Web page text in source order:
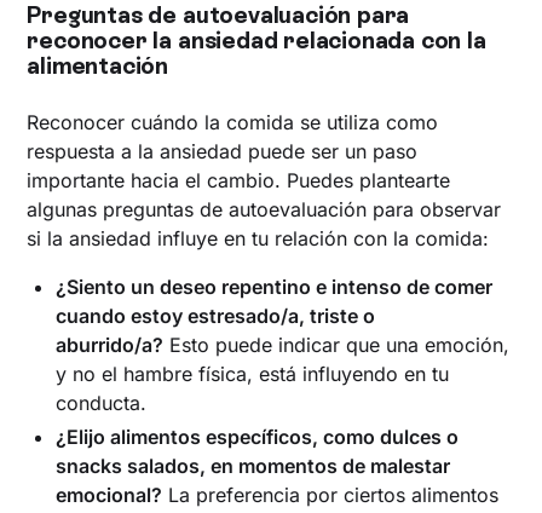
Preguntas de autoevaluación para
reconocer la ansiedad relacionada con la
alimentación
Reconocer cuándo la comida se utiliza como
respuesta a la ansiedad puede ser un paso
importante hacia el cambio. Puedes plantearte
algunas preguntas de autoevaluación para observar
si la ansiedad influye en tu relación con la comida:
¿Siento un deseo repentino e intenso de comer
cuando estoy estresado/a, triste o
aburrido/a? Esto puede indicar que una emoción,
y no el hambre física, está influyendo en tu
conducta.
¿Elijo alimentos específicos, como dulces o
snacks salados, en momentos de malestar
emocional? La preferencia por ciertos alimentos